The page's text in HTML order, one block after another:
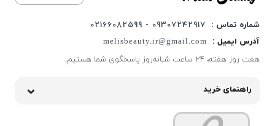
شماره تماس :
09307242917 - 02166082599
آدرس ایمیل :
melisbeauty.ir@gmail.com
هفت روز هفته، ۲۴ ساعت شبانه‌روز پاسخگوی شما هستیم.
راهنمای خرید